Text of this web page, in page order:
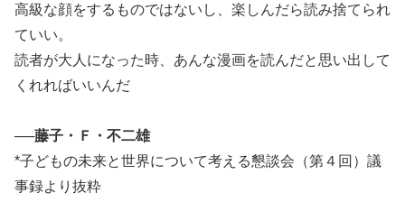
高級な顔をするものではないし、楽しんだら読み捨てられ
ていい。
読者が大人になった時、あんな漫画を読んだと思い出して
くれればいいんだ
──藤子・Ｆ・不二雄
*子どもの未来と世界について考える懇談会（第４回）議
事録より抜粋